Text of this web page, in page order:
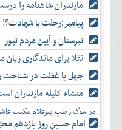
مازندران شاهنامه را
پیامبر؛رحلت یا شهادت؟!
تبرستان و آیین مردم تپور
تقلا برای ماندگاری زبان
جهل یا غفلت در شناخت
منشاء کلیله مازندران
در سوگ رحلتِ پیرغلام مکتب
امام حسینِ روز یازدهم